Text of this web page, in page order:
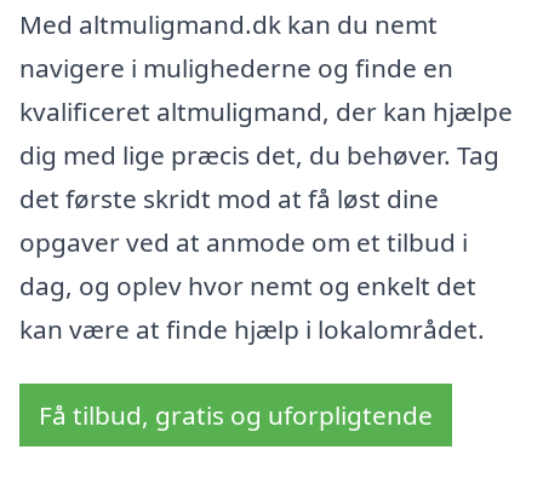
Med altmuligmand.dk kan du nemt
navigere i mulighederne og finde en
kvalificeret altmuligmand, der kan hjælpe
dig med lige præcis det, du behøver. Tag
det første skridt mod at få løst dine
opgaver ved at anmode om et tilbud i
dag, og oplev hvor nemt og enkelt det
kan være at finde hjælp i lokalområdet.
Få tilbud, gratis og uforpligtende